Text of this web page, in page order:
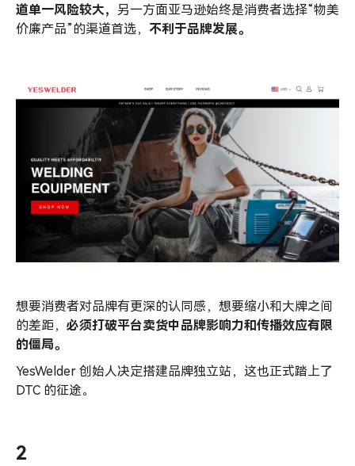
道单一风险较大， 另一方面亚马逊始终是消费者选择“物美
价廉产品”的渠道首选， 不利于品牌发展。
想要消费者对品牌有更深的认同感，想要缩小和大牌之间
的差距， 必须打破平台卖货中品牌影响力和传播效应有限
的僵局。
YesWelder 创始人决定搭建品牌独立站，这也正式踏上了
DTC 的征途。
2